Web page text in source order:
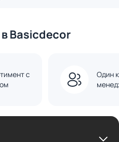
Basicdecor
с
Один